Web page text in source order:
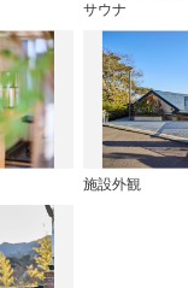
サウナ
施設外観